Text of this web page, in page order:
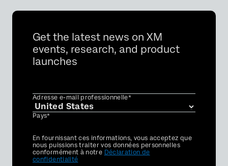
Get the latest news on XM
events, research, and product
launches
Adresse e-mail professionnelle*
Pays*
Privacy
Optin
En fournissant ces informations, vous acceptez que
nous puissions traiter vos données personnelles
conformément à notre Déclaration de
confidentialité